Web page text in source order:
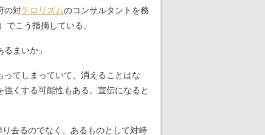
の対テロリズムのコンサルタントを務
）でこう指摘している。
まいか」
てしまっていて、消えることはな
くする可能性もある。宣伝になると
去るのでなく、あるものとして対峙